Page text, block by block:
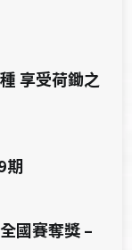
享受荷鋤之
期
國賽奪獎 –